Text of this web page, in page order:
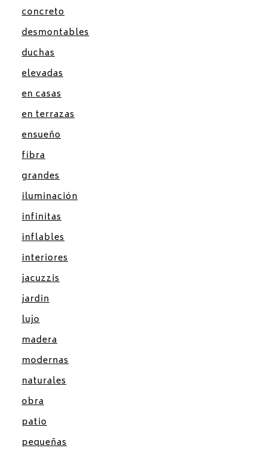
concreto
desmontables
duchas
elevadas
en casas
en terrazas
ensueño
fibra
grandes
iluminación
infinitas
inflables
interiores
jacuzzis
jardin
lujo
madera
modernas
naturales
obra
patio
pequeñas